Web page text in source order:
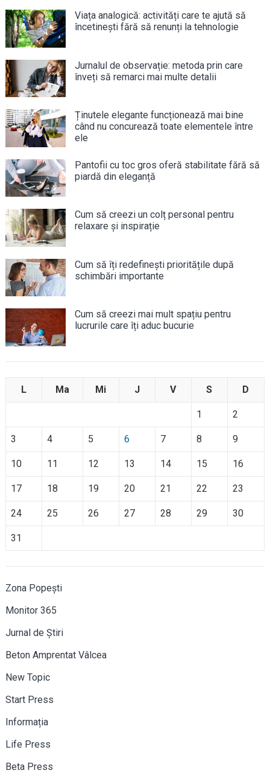
Viața analogică: activități care te ajută să
încetinești fără să renunți la tehnologie
Jurnalul de observație: metoda prin care
înveți să remarci mai multe detalii
Ținutele elegante funcționează mai bine
când nu concurează toate elementele între
ele
Pantofii cu toc gros oferă stabilitate fără să
piardă din eleganță
Cum să creezi un colț personal pentru
relaxare și inspirație
Cum să îți redefinești prioritățile după
schimbări importante
Cum să creezi mai mult spațiu pentru
lucrurile care îți aduc bucurie
L Ma Mi J V S D
1 2
3 4 5 6 7 8 9
10 11 12 13 14 15 16
17 18 19 20 21 22 23
24 25 26 27 28 29 30
31
Zona Popești
Monitor 365
Jurnal de Știri
Beton Amprentat Vâlcea
New Topic
Start Press
Informația
Life Press
Beta Press